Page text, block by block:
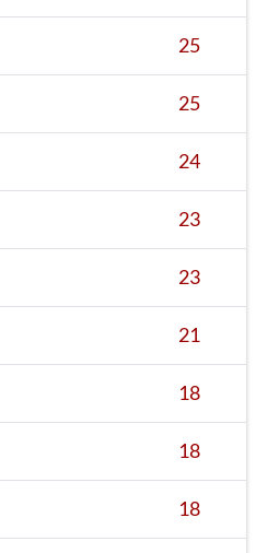
25
25
24
23
23
21
18
18
18